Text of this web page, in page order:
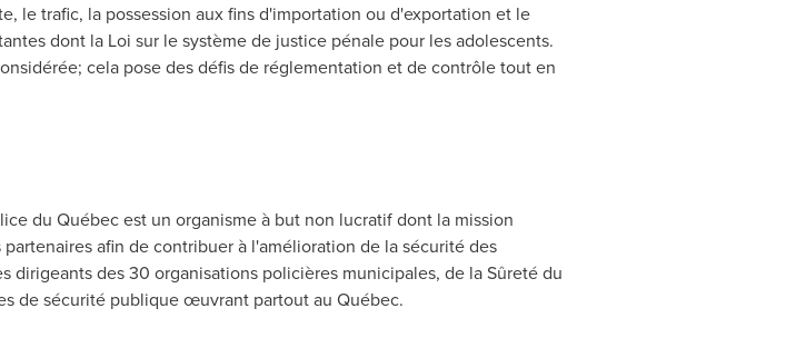
le trafic, la possession aux fins d'importation ou d'exportation et le
dont la Loi sur le système de justice pénale pour les adolescents.
cela pose des défis de réglementation et de contrôle tout en
du Québec est un organisme à but non lucratif dont la mission
afin de contribuer à l'amélioration de la sécurité des
dirigeants des 30 organisations policières municipales, de la Sûreté du
de sécurité publique œuvrant partout au Québec.